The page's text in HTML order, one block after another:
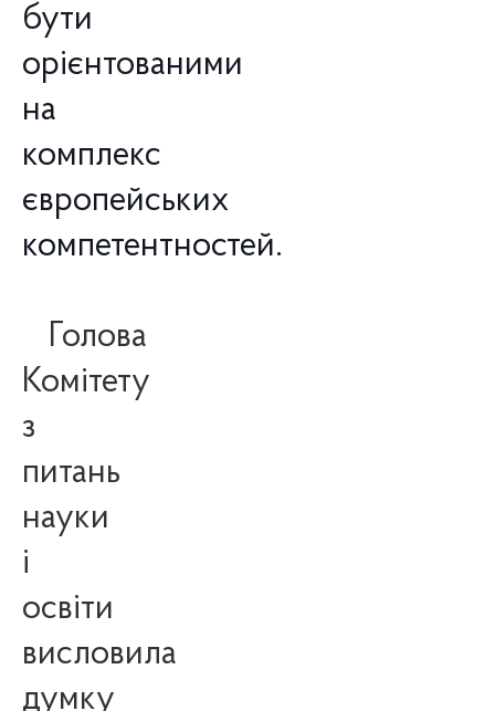
бути
орієнтованими
на
комплекс
європейських
компетентностей.
Голова
Комітету
з
питань
науки
і
освіти
висловила
думку